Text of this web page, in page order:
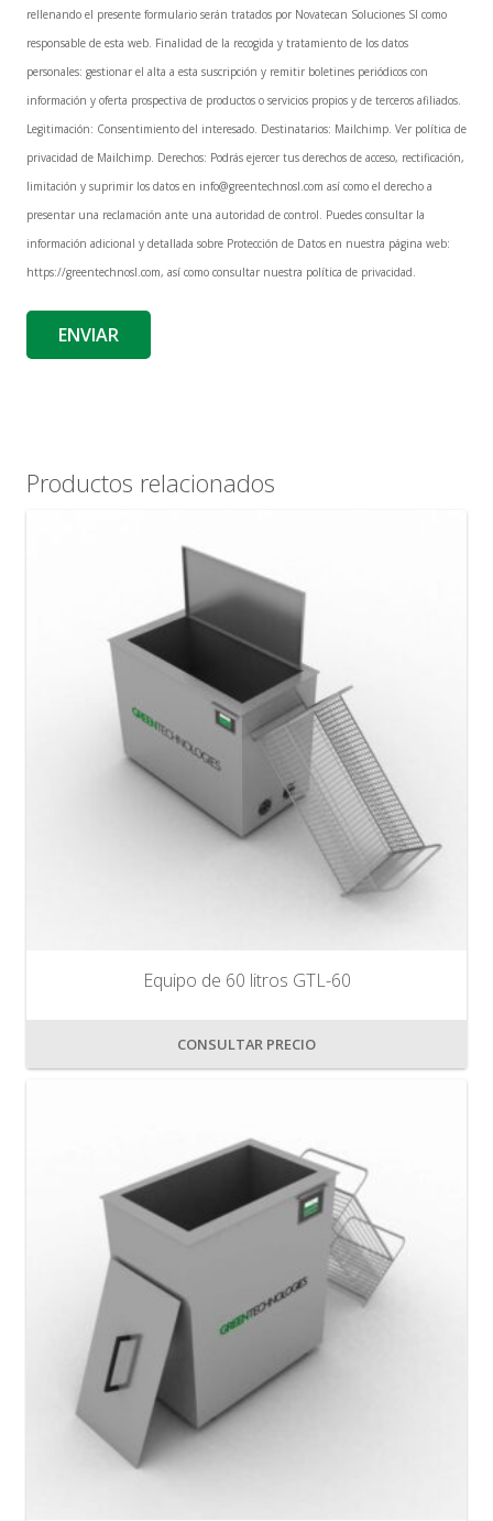
rellenando el presente formulario serán tratados por Novatecan Soluciones Sl como
responsable de esta web. Finalidad de la recogida y tratamiento de los datos
personales: gestionar el alta a esta suscripción y remitir boletines periódicos con
información y oferta prospectiva de productos o servicios propios y de terceros afiliados.
Legitimación: Consentimiento del interesado. Destinatarios: Mailchimp. Ver política de
privacidad de Mailchimp. Derechos: Podrás ejercer tus derechos de acceso, rectificación,
limitación y suprimir los datos en info@greentechnosl.com así como el derecho a
presentar una reclamación ante una autoridad de control. Puedes consultar la
información adicional y detallada sobre Protección de Datos en nuestra página web:
https://greentechnosl.com, así como consultar nuestra política de privacidad.
Productos relacionados
Equipo de 60 litros GTL-60
CONSULTAR PRECIO